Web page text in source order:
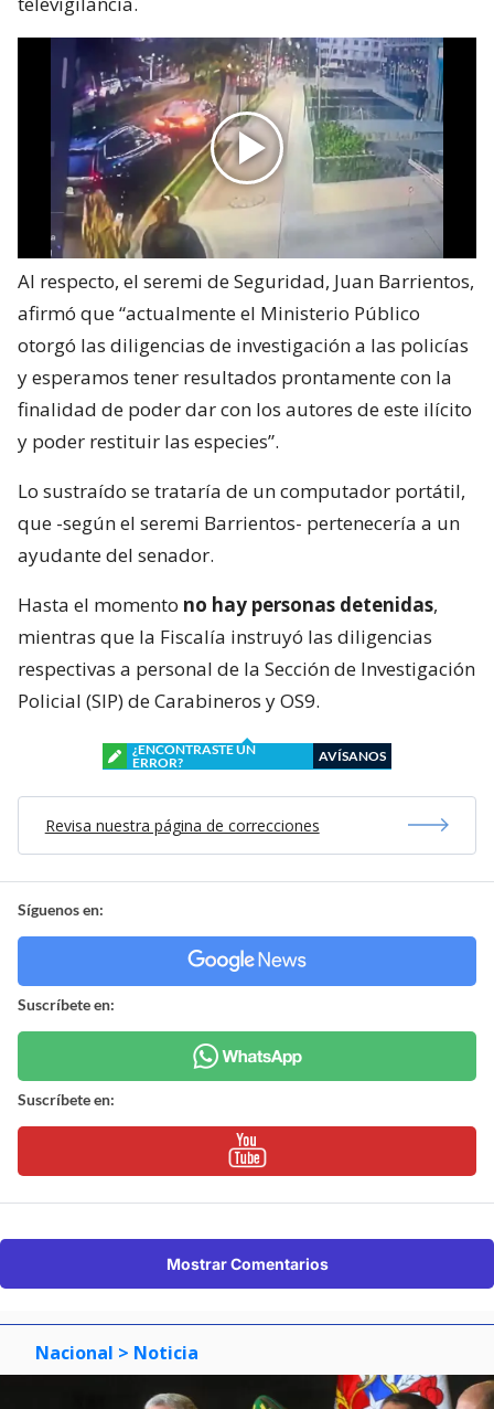
Al respecto, el seremi de Seguridad, Juan Barrientos,
afirmó que “actualmente el Ministerio Público
otorgó las diligencias de investigación a las policías
y esperamos tener resultados prontamente con la
finalidad de poder dar con los autores de este ilícito
y poder restituir las especies”.
Lo sustraído se trataría de un computador portátil,
que -según el seremi Barrientos- pertenecería a un
ayudante del senador.
Hasta el momento no hay personas detenidas,
mientras que la Fiscalía instruyó las diligencias
respectivas a personal de la Sección de Investigación
Policial (SIP) de Carabineros y OS9.
¿ENCONTRASTE UN
ERROR?
AVÍSANOS
Revisa nuestra página de correcciones
Síguenos en:
Suscríbete en:
Suscríbete en:
Mostrar Comentarios
Nacional > Noticia